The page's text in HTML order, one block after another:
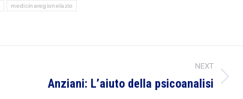
medicinaregionelazio
NEXT
Anziani: L’aiuto della psicoanalisi